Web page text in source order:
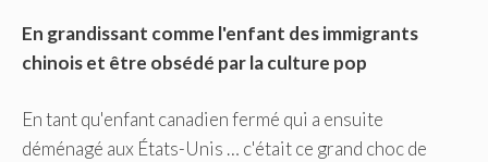
En grandissant comme l'enfant des immigrants
chinois et être obsédé par la culture pop
En tant qu'enfant canadien fermé qui a ensuite
déménagé aux États-Unis … c'était ce grand choc de